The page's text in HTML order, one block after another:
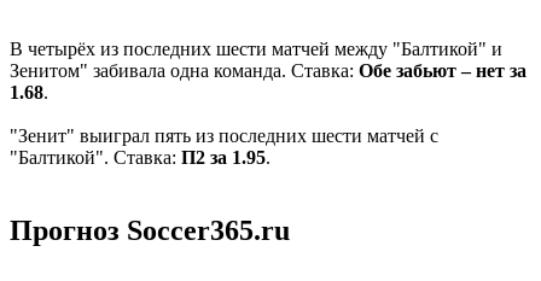
В четырёх из последних шести матчей между "Балтикой" и
Зенитом" забивала одна команда. Ставка: Обе забьют – нет за
1.68.
"Зенит" выиграл пять из последних шести матчей с
"Балтикой". Ставка: П2 за 1.95.
Прогноз Soccer365.ru